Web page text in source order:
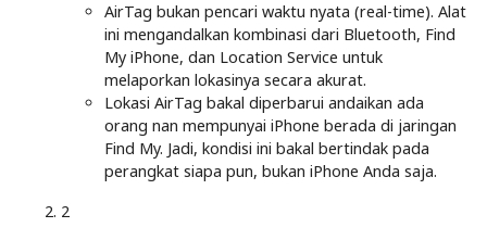
AirTag bukan pencari waktu nyata (real-time). Alat
ini mengandalkan kombinasi dari Bluetooth, Find
My iPhone, dan Location Service untuk
melaporkan lokasinya secara akurat.
Lokasi AirTag bakal diperbarui andaikan ada
orang nan mempunyai iPhone berada di jaringan
Find My. Jadi, kondisi ini bakal bertindak pada
perangkat siapa pun, bukan iPhone Anda saja.
2